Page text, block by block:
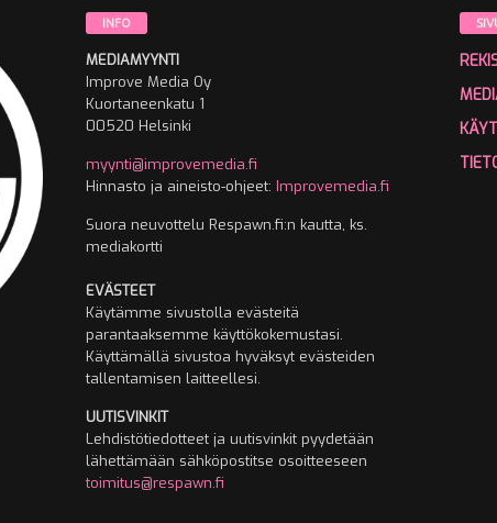
INFO
MEDIAMYYNTI
Improve Media Oy
Kuortaneenkatu 1
00520 Helsinki
myynti@improvemedia.fi
Hinnasto ja aineisto-ohjeet: Improvemedia.fi
Suora neuvottelu Respawn.fi:n kautta, ks.
mediakortti
EVÄSTEET
Käytämme sivustolla evästeitä
parantaaksemme käyttökokemustasi.
Käyttämällä sivustoa hyväksyt evästeiden
tallentamisen laitteellesi.
UUTISVINKIT
Lehdistötiedotteet ja uutisvinkit pyydetään
lähettämään sähköpostitse osoitteeseen
toimitus@respawn.fi